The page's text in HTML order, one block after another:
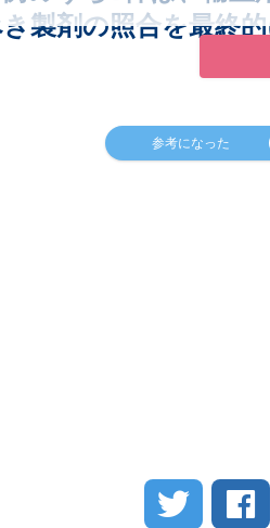
製剤の照合を最終
参考になった